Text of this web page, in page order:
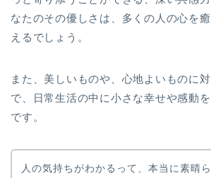
なたのその優しさは、多くの人の心を
えるでしょう。
また、美しいものや、心地よいものに
で、日常生活の中に小さな幸せや感動
です。
人の気持ちがわかるって、本当に素晴